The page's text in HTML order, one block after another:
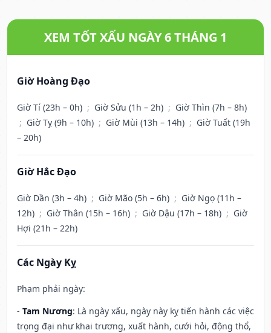
XEM TỐT XẤU NGÀY 6 THÁNG 1
Giờ Hoàng Đạo
Giờ Tí (23h – 0h) ; Giờ Sửu (1h – 2h) ; Giờ Thìn (7h – 8h)
; Giờ Tỵ (9h – 10h) ; Giờ Mùi (13h – 14h) ; Giờ Tuất (19h
– 20h)
Giờ Hắc Đạo
Giờ Dần (3h – 4h) ; Giờ Mão (5h – 6h) ; Giờ Ngọ (11h –
12h) ; Giờ Thân (15h – 16h) ; Giờ Dậu (17h – 18h) ; Giờ
Hợi (21h – 22h)
Các Ngày Kỵ
Phạm phải ngày:
- Tam Nương: Là ngày xấu, ngày này kỵ tiến hành các việc
trọng đại như khai trương, xuất hành, cưới hỏi, động thổ,